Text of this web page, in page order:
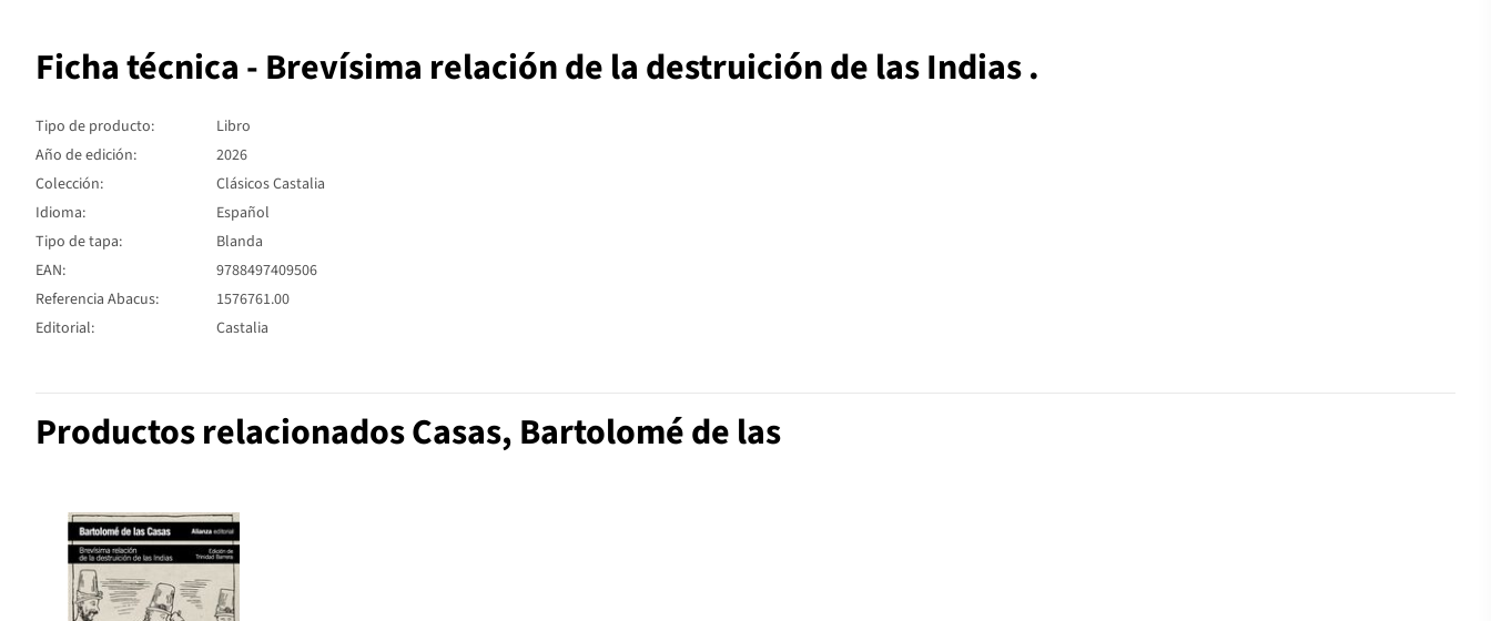
Ficha técnica - Brevísima relación de la destruición de las Indias .
Tipo de producto:
Libro
Año de edición:
2026
Colección:
Clásicos Castalia
Idioma:
Español
Tipo de tapa:
Blanda
EAN:
9788497409506
Referencia Abacus:
1576761.00
Editorial:
Castalia
Productos relacionados Casas, Bartolomé de las